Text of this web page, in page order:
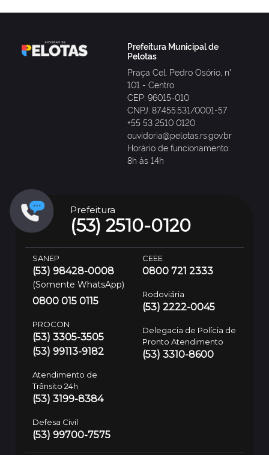
Prefeitura Municipal de
Pelotas
Praça Cel. Pedro Osório, n°
101 - Centro
CEP: 96015-010
CNPJ: 87.455.531/0001-57
+55 53 2510 0120
ouvidoria@pelotas.rs.gov.br
Horário de funcionamento:
8h às 14h
Prefeitura
(53) 2510-0120
SANEP
(53) 98428-0008
(Somente WhatsApp)
0800 015 0115
PROCON
(53) 3305-3505
(53) 99113-9182
Atendimento de
Trânsito 24h
(53) 3199-8384
Defesa Civil
(53) 99700-7575
CEEE
0800 721 2333
Rodoviária
(53) 2222-0045
Delegacia de Polícia de
Pronto Atendimento
(53) 3310-8600